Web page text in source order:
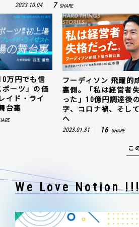
2023.10.04 7 SHARE
万円でも信
ーツ」の価
イド・ライ
台裏
フーディソン 飛躍的
裏側。「私は経営者
った」10億円調達後
字、コロナ禍、そし
へ
2023.01.31 16 SHARE
こ
We Love Notion